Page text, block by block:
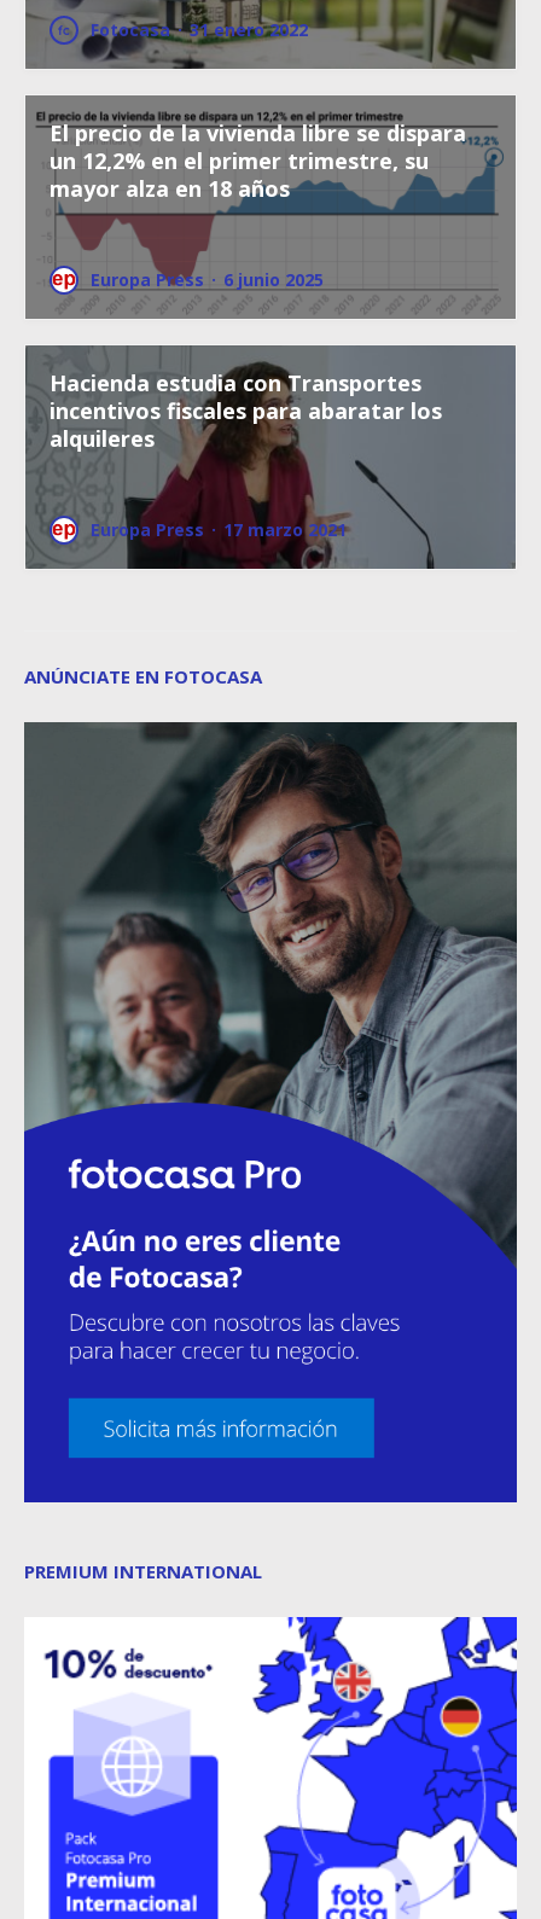
Fotocasa · 31 enero 2022
El precio de la vivienda libre se dispara
un 12,2% en el primer trimestre, su
mayor alza en 18 años
Europa Press · 6 junio 2025
Hacienda estudia con Transportes
incentivos fiscales para abaratar los
alquileres
Europa Press · 17 marzo 2021
ANÚNCIATE EN FOTOCASA
PREMIUM INTERNATIONAL